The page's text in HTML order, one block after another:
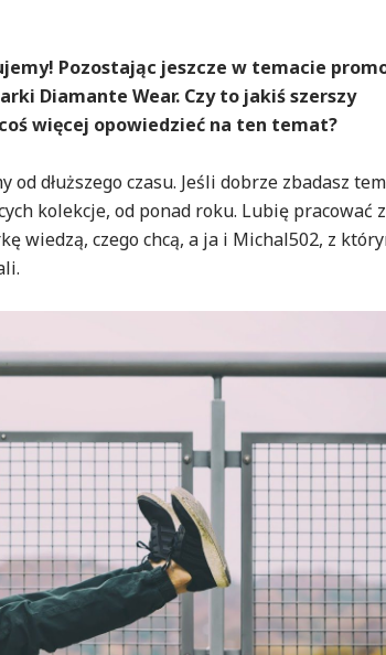
Pozostając jeszcze w temacie
Diamante Wear. Czy to jakiś szerszy
więcej opowiedzieć na ten temat?
dłuższego czasu. Jeśli dobrze zbadasz
kolekcje, od ponad roku. Lubię pracować z
wiedzą, czego chcą, a ja i Michal502, z